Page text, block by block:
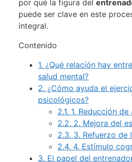
por qué la figura del
puede ser clave en este
integral.
Contenido
1. ¿Qué relación hay
salud mental?
2. ¿Cómo ayuda el
psicológicos?
2.1. 1. Reducción
2.2. 2. Mejora del
2.3. 3. Refuerzo de
2.4. 4. Estímulo
3. El papel del